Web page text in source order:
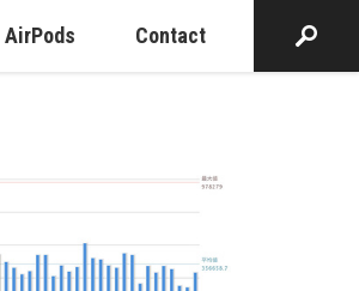
AirPods Contact